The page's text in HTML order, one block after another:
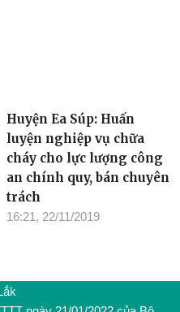
Huyện Ea Súp: Huấn
luyện nghiệp vụ chữa
cháy cho lực lượng công
an chính quy, bán chuyên
trách
16:21, 22/11/2019